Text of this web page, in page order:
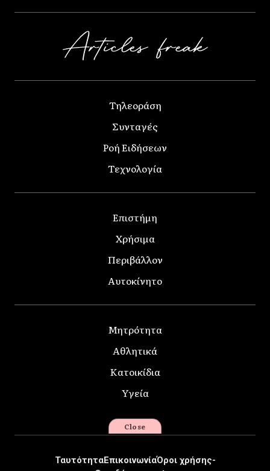
Τηλεοράση
Συνταγές
Ροή Ειδήσεων
Τεχνολογία
Επιστήμη
Χρήσιμα
Περιβάλλον
Αυτοκίνητο
Μητρότητα
Αθλητικά
Κατοικίδια
Υγεία
ΤαυτότηταΕπικοινωνίαΌροι χρήσης-
Close